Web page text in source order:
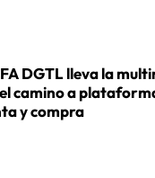
DGTL lleva la
camino a
y compra